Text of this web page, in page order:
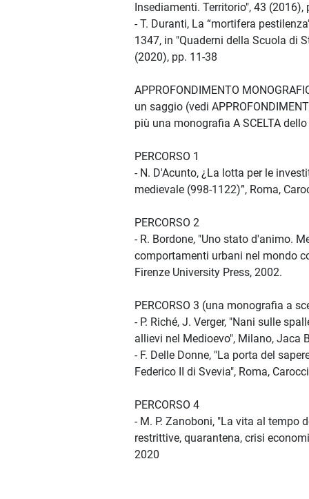
Insediamenti. Territorio", 43 (2016),
- T. Duranti, La “mortifera
1347, in "Quaderni della Scuola di
(2020), pp. 11-38
APPROFONDIMENTO
un saggio (vedi
più una monografia A SCELTA
PERCORSO 1
- N. D'Acunto, ¿La lotta per le
medievale (998-1122)”, Roma,
PERCORSO 2
- R. Bordone, "Uno stato d'animo.
comportamenti urbani nel mondo
Firenze University Press, 2002.
PERCORSO 3 (una monografia a
- P. Riché, J. Verger, "Nani sulle
allievi nel Medioevo", Milano, Jaca
- F. Delle Donne, "La porta del
Federico II di Svevia", Roma,
PERCORSO 4
- M. P. Zanoboni, "La vita al tempo
restrittive, quarantena, crisi
2020